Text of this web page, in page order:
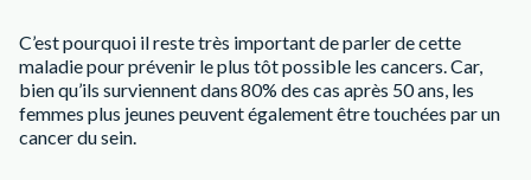
C’est pourquoi il reste très important de parler de cette
maladie pour prévenir le plus tôt possible les cancers. Car,
bien qu’ils surviennent dans 80% des cas après 50 ans, les
femmes plus jeunes peuvent également être touchées par un
cancer du sein.